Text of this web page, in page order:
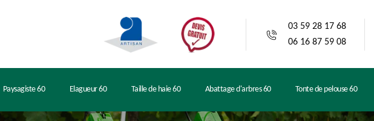
03 59 28 17 68
06 16 87 59 08
Paysagiste 60 Elagueur 60 Taille de haie 60 Abattage d'arbres 60 Tonte de pelouse 60